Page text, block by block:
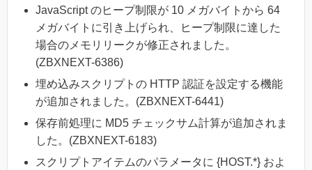
JavaScript のヒープ制限が 10 メガバイトから 64
メガバイトに引き上げられ、ヒープ制限に達した
場合のメモリリークが修正されました。
(ZBXNEXT-6386)
埋め込みスクリプトの HTTP 認証を設定する機能
が追加されました。(ZBXNEXT-6441)
保存前処理に MD5 チェックサム計算が追加されま
した。(ZBXNEXT-6183)
スクリプトアイテムのパラメータに {HOST.*} およ